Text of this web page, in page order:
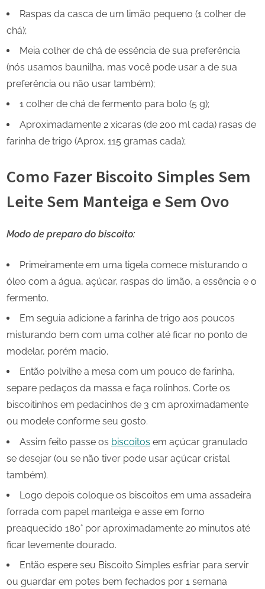
Raspas da casca de um limão pequeno (1 colher de
chá);
Meia colher de chá de essência de sua preferência
(nós usamos baunilha, mas você pode usar a de sua
preferência ou não usar também);
1 colher de chá de fermento para bolo (5 g);
Aproximadamente 2 xícaras (de 200 ml cada) rasas de
farinha de trigo (Aprox. 115 gramas cada);
Como Fazer Biscoito Simples Sem
Leite Sem Manteiga e Sem Ovo
Modo de preparo do biscoito:
Primeiramente em uma tigela comece misturando o
óleo com a água, açúcar, raspas do limão, a essência e o
fermento.
Em seguia adicione a farinha de trigo aos poucos
misturando bem com uma colher até ficar no ponto de
modelar, porém macio.
Então polvilhe a mesa com um pouco de farinha,
separe pedaços da massa e faça rolinhos. Corte os
biscoitinhos em pedacinhos de 3 cm aproximadamente
ou modele conforme seu gosto.
Assim feito passe os biscoitos em açúcar granulado
se desejar (ou se não tiver pode usar açúcar cristal
também).
Logo depois coloque os biscoitos em uma assadeira
forrada com papel manteiga e asse em forno
preaquecido 180° por aproximadamente 20 minutos até
ficar levemente dourado.
Então espere seu Biscoito Simples esfriar para servir
ou guardar em potes bem fechados por 1 semana